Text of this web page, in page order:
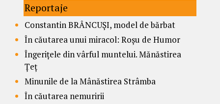
Reportaje
Constantin BRÂNCUȘI, model de bărbat
În căutarea unui miracol: Roșu de Humor
Îngerițele din vârful muntelui. Mănăstirea
Țeț
Minunile de la Mânăstirea Strâmba
În căutarea nemuririi